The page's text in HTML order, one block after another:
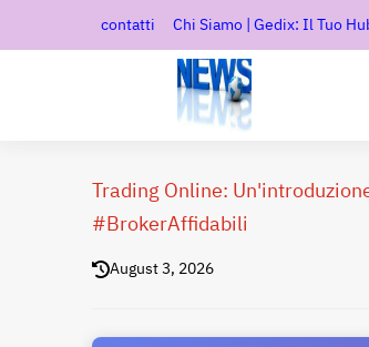
contatti Chi Siamo | Gedix: Il Tuo
Trading Online:
#BrokerAffidabili
August 3, 2026